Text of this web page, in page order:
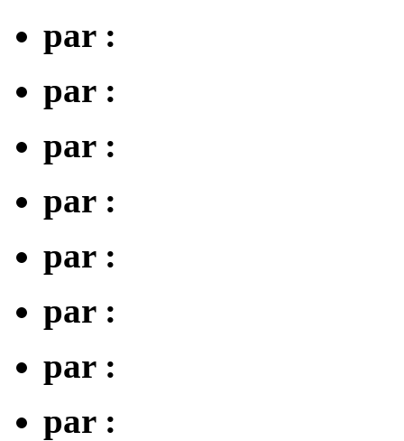
par :
par :
par :
par :
par :
par :
par :
par :